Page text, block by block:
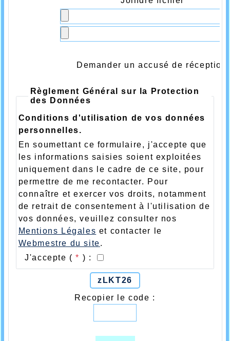
Demander un accusé de réception
Règlement Général sur la Protection
des Données
Conditions d'utilisation de vos données
personnelles.
En soumettant ce formulaire, j'accepte que
les informations saisies soient exploitées
uniquement dans le cadre de ce site, pour
permettre de me recontacter. Pour
connaître et exercer vos droits, notamment
de retrait de consentement à l'utilisation de
vos données, veuillez consulter nos
Mentions Légales et contacter le
Webmestre du site.
J'accepte ( * ) :
zLKT26
Recopier le code :